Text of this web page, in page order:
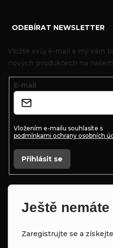
ODEBÍRAT NEWSLETTER
Vložte svůj e-mail a my vám
nových produktech na
E-mail
Vložením e-mailu souhlasíte s
podmínkami ochrany osobních
Přihlásit se
Ještě
Zaregistrujte se a